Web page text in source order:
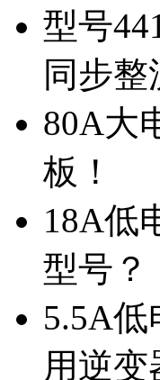
型号
同步整
80A大
板！
18A低
型号？
5.5A
用逆变